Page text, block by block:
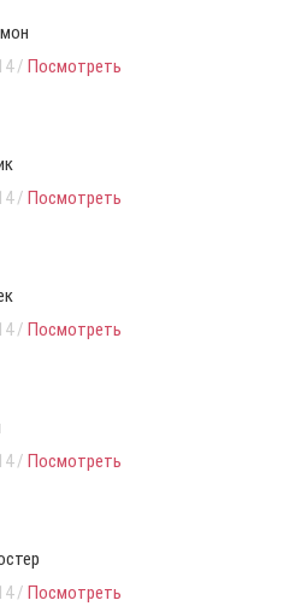
/Посмотреть
/Посмотреть
/Посмотреть
/Посмотреть
/Посмотреть